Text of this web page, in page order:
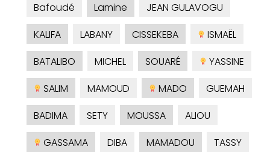
Bafoudé
Lamine
JEAN GULAVOGU
KALIFA
LABANY CISSEKEBA
ISMAËL
BATALIBO
MICHEL SOUARÉ
YASSINE
SALIM
MAMOUD MADO
GUEMAH
BADIMA
SETY MOUSSA
ALIOU
GASSAMA
DIBA MAMADOU
TASSY